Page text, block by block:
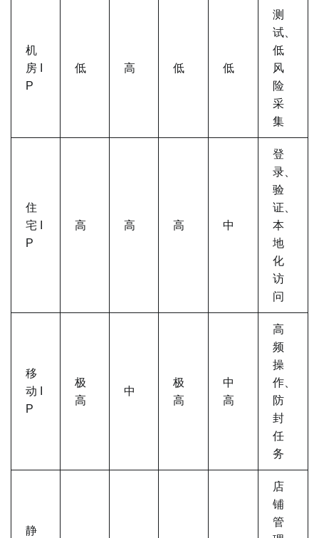
机
房 I
P
低 高 低 低
测
试、
低
风
险
采
集
住
宅 I
P
高 高 高 中
登
录、
验
证、
本
地
化
访
问
移
动 I
P
极
高
中
极
高
中
高
高
频
操
作、
防
封
任
务
静
店
铺
管